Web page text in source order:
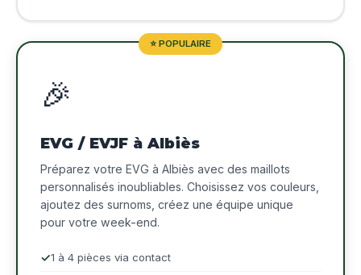
⭐ POPULAIRE
🎉
EVG / EVJF à Albiès
Préparez votre EVG à Albiès avec des maillots
personnalisés inoubliables. Choisissez vos couleurs,
ajoutez des surnoms, créez une équipe unique
pour votre week-end.
1 à 4 pièces via contact